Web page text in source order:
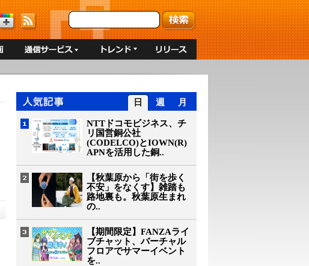
日 週 月
NTTドコモビジネス、チ
リ国営銅公社
(CODELCO)とIOWN(R)
APNを活用した銅..
【秋葉原から「街を歩く
不安」をなくす】雑踏も
路地裏も。秋葉原生まれ
の..
【期間限定】FANZAライ
ブチャット、バーチャル
フロアでサマーイベント
を..